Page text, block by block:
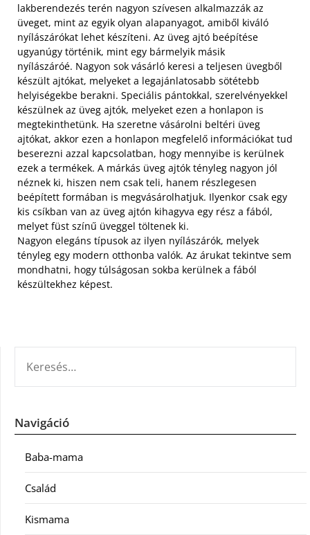
lakberendezés terén nagyon szívesen alkalmazzák az
üveget, mint az egyik olyan alapanyagot, amiből kiváló
nyílászárókat lehet készíteni. Az üveg ajtó beépítése
ugyanúgy történik, mint egy bármelyik másik
nyílászáróé. Nagyon sok vásárló keresi a teljesen üvegből
készült ajtókat, melyeket a legajánlatosabb sötétebb
helyiségekbe berakni. Speciális pántokkal, szerelvényekkel
készülnek az üveg ajtók, melyeket ezen a honlapon is
megtekinthetünk. Ha szeretne vásárolni beltéri üveg
ajtókat, akkor ezen a honlapon megfelelő információkat tud
beserezni azzal kapcsolatban, hogy mennyibe is kerülnek
ezek a termékek. A márkás üveg ajtók tényleg nagyon jól
néznek ki, hiszen nem csak teli, hanem részlegesen
beépített formában is megvásárolhatjuk. Ilyenkor csak egy
kis csíkban van az üveg ajtón kihagyva egy rész a fából,
melyet füst színű üveggel töltenek ki.
Nagyon elegáns típusok az ilyen nyílászárók, melyek
tényleg egy modern otthonba valók. Az árukat tekintve sem
mondhatni, hogy túlságosan sokba kerülnek a fából
készültekhez képest.
Navigáció
Baba-mama
Család
Kismama